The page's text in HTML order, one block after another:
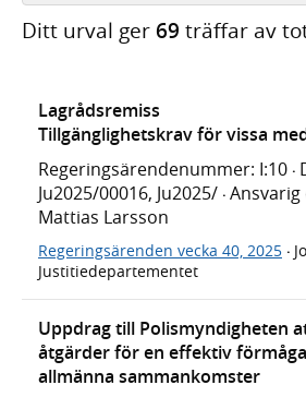
Ditt urval ger69 träffar av
Lagrådsremiss
Tillgänglighetskrav för vissa
Regeringsärendenummer: I:10 ·
Ju2025/00016, Ju2025/ ·
Mattias Larsson
Regeringsärenden vecka 40, 2025 ·
Justitiedepartementet
Uppdrag till Polismyndigheten
åtgärder för en effektiv
allmänna sammankomster